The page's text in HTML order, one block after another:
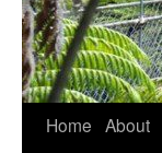
Skip
Home About